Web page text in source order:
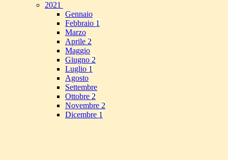
2021
Gennaio
Febbraio 1
Marzo
Aprile 2
Maggio
Giugno 2
Luglio 1
Agosto
Settembre
Ottobre 2
Novembre 2
Dicembre 1